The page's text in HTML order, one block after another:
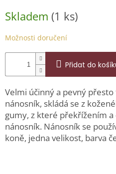
cena:
Skladem (1 ks)
Možnosti doručení
Přidat do
Velmi účinný a pevný
nánosník, skládá se z
gumy, z které překřížením
nánosník. Nánosník se
koně, jedna velikost, barva